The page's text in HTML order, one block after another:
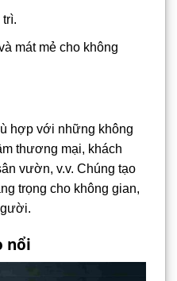
mát mẻ cho không
hợp với những không
thương mại, khách
vườn, v.v. Chúng tạo
trọng cho không gian,
nổi